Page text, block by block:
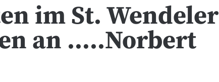
im St. Wendeler
an …..Norbert